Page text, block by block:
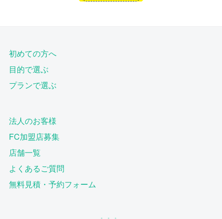
初めての方へ
目的で選ぶ
プランで選ぶ
法人のお客様
FC加盟店募集
店舗一覧
よくあるご質問
無料見積・予約フォーム